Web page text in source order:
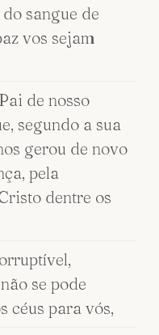
sangue de
vos sejam
de nosso
segundo a sua
gerou de novo
pela
dentre os
se pode
céus para vós,